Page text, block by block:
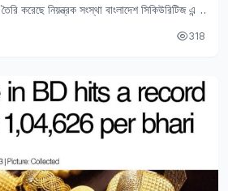
করেছে নিয়ন্ত্রক সংস্থা বাংলাদেশ সিকিউরিটিজ এন্ড
318